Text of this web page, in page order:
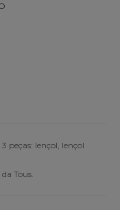
peças: lençol, lençol
Tous.